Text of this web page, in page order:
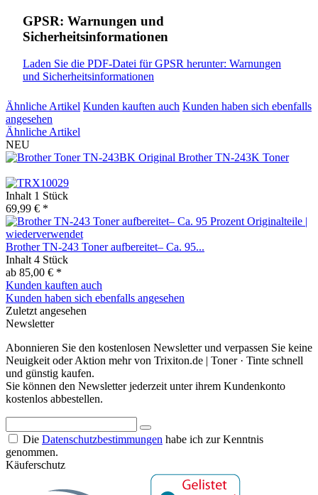
GPSR: Warnungen und
Sicherheitsinformationen
Laden Sie die PDF-Datei für GPSR herunter: Warnungen
und Sicherheitsinformationen
Ähnliche Artikel Kunden kauften auch Kunden haben sich ebenfalls
angesehen
Ähnliche Artikel
NEU
Original Brother TN-243K Toner
Inhalt 1 Stück
69,99 € *
Brother TN-243 Toner aufbereitet– Ca. 95...
Inhalt 4 Stück
ab 85,00 € *
Kunden kauften auch
Kunden haben sich ebenfalls angesehen
Zuletzt angesehen
Newsletter
Abonnieren Sie den kostenlosen Newsletter und verpassen Sie keine
Neuigkeit oder Aktion mehr von Trixiton.de | Toner · Tinte schnell
und günstig kaufen.
Sie können den Newsletter jederzeit unter ihrem Kundenkonto
kostenlos abbestellen.
Die Datenschutzbestimmungen habe ich zur Kenntnis
genommen.
Käuferschutz